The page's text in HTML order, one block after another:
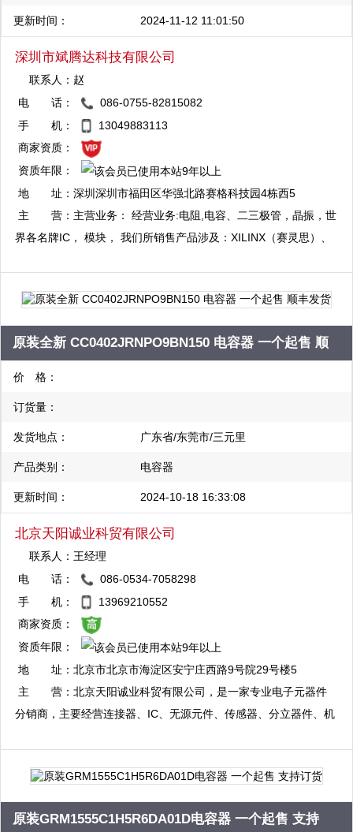
（Microchip）、三菱（Mitsubishi）、美国国家半导体（NS）、日
本冲电气（OKI）、Realtek、罗姆（Rohm）、三洋（Sanyo）、
更新时间： 2024-11-12 11:01:50
深圳市斌腾达科技有限公司
联系人： 赵
QQ：2881704051
复制
QQ：2881704535
复制
电 话：
086-0755-82815082
手 机：
13049883113
商家资质：
资质年限：
地 址：深圳深圳市福田区华强北路赛格科技园4栋西5
楼C01
主 营： 主营业务： 经营业务:电阻,电容、二三极管，晶振，世
界各名牌IC， 模块， 我们所销售产品涉及：XILINX（赛灵思）、
（Philips） 、海力士（Hynix） 、美国仿真器件（ADI）、国际整
流器（IR）、台湾硅成（ICSI）、三星（Samsung）、瑞萨
（Renesas）、东芝（Toshiba）、意法（ST）、摩托罗拉
（Motorola）、仙童（Fairchid）、美国美商半导体（AMD）、爱
（Dallas）、美信（Maxim）、纳斯达克（Altera）、赛普拉斯
（CY）、日立（Hitachi）、Broadcom、Xilinx、哈利斯
（Harrsi）、英赛尔（Intersil）、美国集成器件（IDT）、芯成
（Microchip）、三菱（Mitsubishi）、美国国家半导体（NS）、日
本冲电气（OKI）、Realtek、罗姆（Rohm）、三洋（Sanyo）、
原装全新 CC0402JRNPO9BN150 电容器 一个起售 顺
丰发货
价 格：
订货量：
发货地点： 广东省/东莞市/三元里
产品类别： 电容器
更新时间： 2024-10-18 16:33:08
北京天阳诚业科贸有限公司
联系人：王经理
QQ：2881704731
复制
电 话：
086-0534-7058298
手 机：
13969210552
商家资质：
资质年限：
地 址：北京市北京市海淀区安宁庄西路9号院29号楼5
层503室
主 营：北京天阳诚业科贸有限公司，是一家专业电子元器件
分销商，主要经营连接器、IC、无源元件、传感器、分立器件、机
STM、ANALOG DEVICES INC、INFINEON、INTEL、
MICRON、CYPRESS、SCHAFFNER、ON
SEMICONDUCTOR、NEXPERIA、VISHAY、QORVO、
原装GRM1555C1H5R6DA01D电容器 一个起售 支持